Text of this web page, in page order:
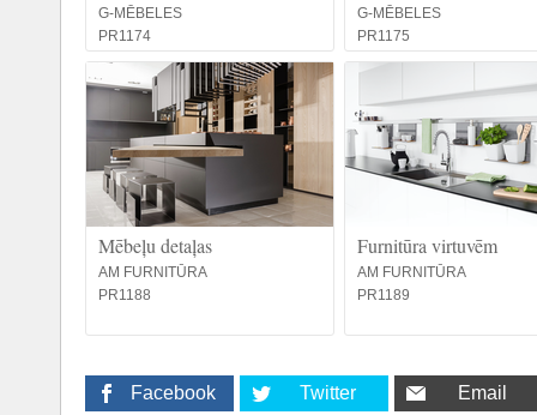
G-MĒBELES
PR1174
G-MĒBELES
PR1175
Mēbeļu detaļas
AM FURNITŪRA
PR1188
Furnitūra virtuvēm
AM FURNITŪRA
PR1189
Facebook Twitter Email